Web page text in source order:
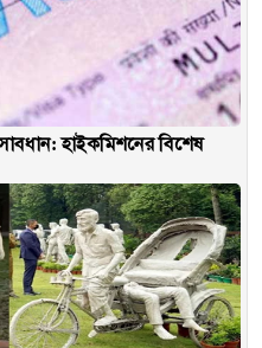
হাইকমিশনের বিশেষ